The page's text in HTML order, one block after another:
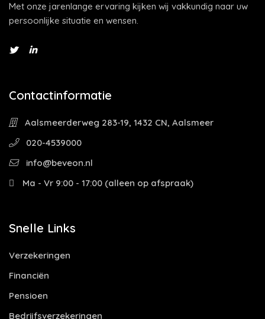
Met onze jarenlange ervaring kijken wij vakkundig naar uw
persoonlijke situatie en wensen.
Contactinformatie
Aalsmeerderweg 283-19, 1432 CN, Aalsmeer
020-4539000
info@beveon.nl
Ma - Vr 9:00 - 17:00 (alleen op afspraak)
Snelle Links
Verzekeringen
Financiën
Pensioen
Bedrijfsverzekeringen